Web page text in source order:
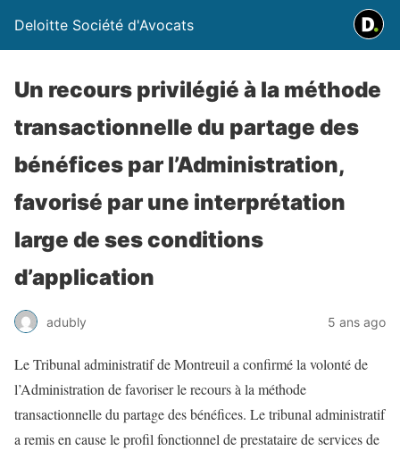
Deloitte Société d'Avocats
Un recours privilégié à la méthode
transactionnelle du partage des
bénéfices par l’Administration,
favorisé par une interprétation
large de ses conditions
d’application
adubly 5 ans ago
Le Tribunal administratif de Montreuil a confirmé la volonté de
l’Administration de favoriser le recours à la méthode
transactionnelle du partage des bénéfices. Le tribunal administratif
a remis en cause le profil fonctionnel de prestataire de services de